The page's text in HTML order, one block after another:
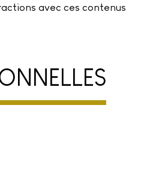
avec ces contenus